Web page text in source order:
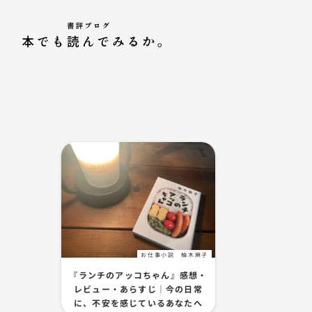
お仕事小説 柚木麻子
『ランチのアッコちゃん』感想・
レビュー・あらすじ｜今の日常
に、不安を感じているあなたへ